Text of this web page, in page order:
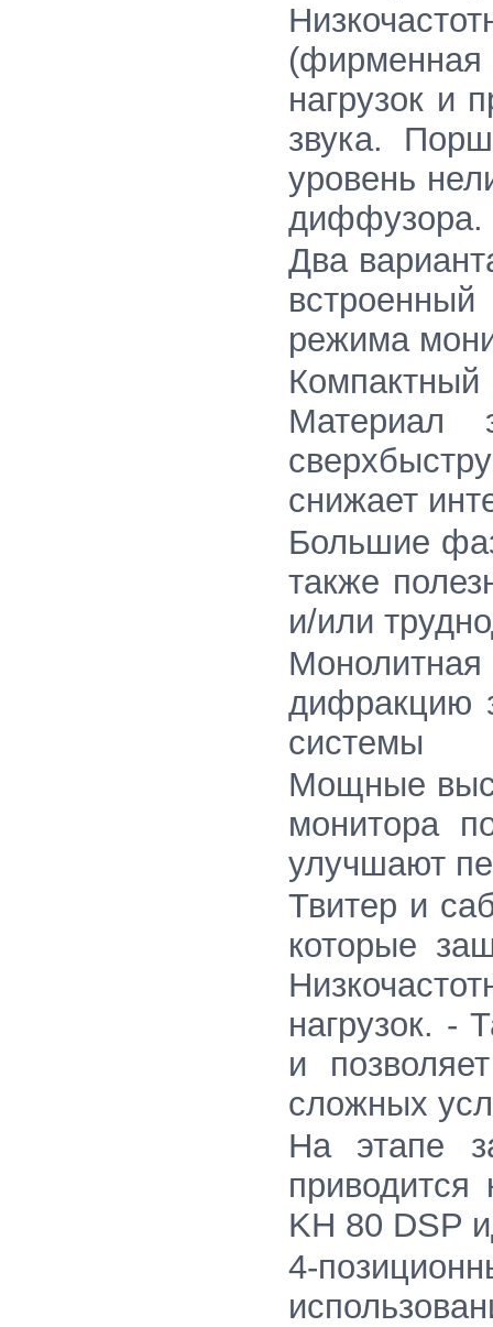
нагрузок и
звука.
уровень
диффузора.
Два
режима
Компактный
Материал
снижает
Большие
также
и/или
дифракцию
системы
Мощные
монитора
улучшают
Твитер и
которые
нагрузок. -
и
сложных
На этапе
KH 80 DSP
4-